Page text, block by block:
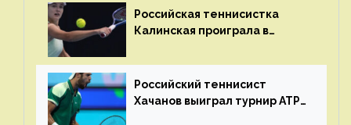
Российская теннисистка
Калинская проиграла в
Российский теннисист
Хачанов выиграл турнир ATP